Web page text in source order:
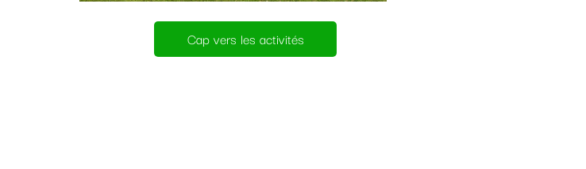
Cap vers les activités